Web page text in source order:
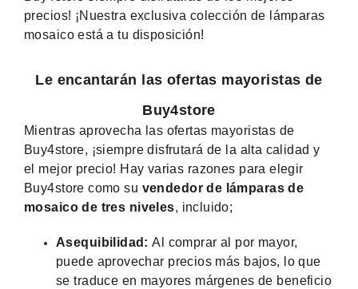
precios! ¡Nuestra exclusiva colección de lámparas
mosaico está a tu disposición!
Le encantarán las ofertas mayoristas de
Buy4store
Mientras aprovecha las ofertas mayoristas de
Buy4store, ¡siempre disfrutará de la alta calidad y
el mejor precio! Hay varias razones para elegir
Buy4store como su vendedor de lámparas de
mosaico de tres niveles, incluido;
Asequibilidad:Al comprar al por mayor,
puede aprovechar precios más bajos, lo que
se traduce en mayores márgenes de beneficio